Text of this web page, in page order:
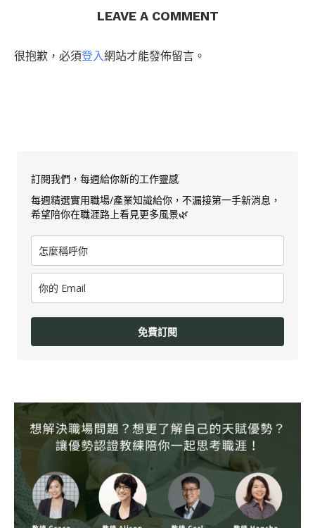
LEAVE A COMMENT
很抱歉，必須登入網站才能發佈留言。
訂閱我們，每週給你新的工作靈感
每週精選實用職場/產業知識給你，不漏接第一手新消息，
希望陪你在職涯路上看見更多風景🌿
免費訂閱